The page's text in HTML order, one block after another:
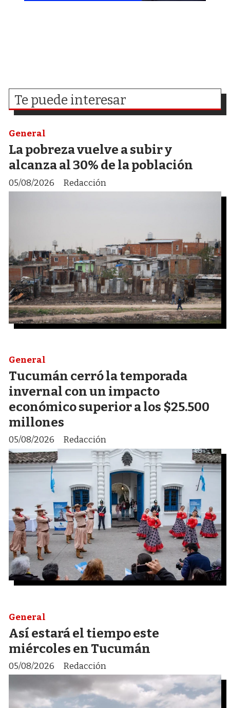
Te puede interesar
La pobreza vuelve a subir y
alcanza al 30% de la población
Redacción
General
05/08/2026
Tucumán cerró la temporada
invernal con un impacto
económico superior a los $25.500
millones
Redacción
General
05/08/2026
Así estará el tiempo este
miércoles en Tucumán
Redacción
General
05/08/2026